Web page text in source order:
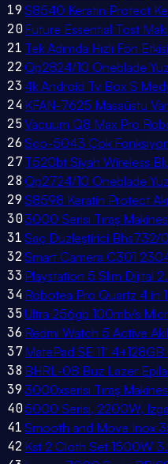
19 S8540 Keratin Protect
20Future Essential Tost
21 Tek Adımda Hızlı Fön
22 Qp2824/10 Oneblade
23 4k Android Tv Box S
24 KFAN-7625 Masaüstü
25Vacuum Q8 Max Pro
26 Sco-5043 Çok
27T520bt Siyah Wireless
28 Qp2724/10 Oneblade
29 S8598 Keratin Protect
303000 Serisi Tıraş
31 Saç Düzleştirici Bhs732/
32 Smart Camera C301
33 Playstation 5 Slim Dijital
34 Robotea Pro Quartz 4 in
35Ultra 256gb 100mb/s
36 Redmi Watch 5 Active
37MatePad SE 11" 4+128GB
38 BHRL-08 Buz Lazer
39 3000xserisi Tıraş
405000 Serisi, 2200W,
41 Smooth and Move Inox
42 Kst 2 Cloth Set 1500W